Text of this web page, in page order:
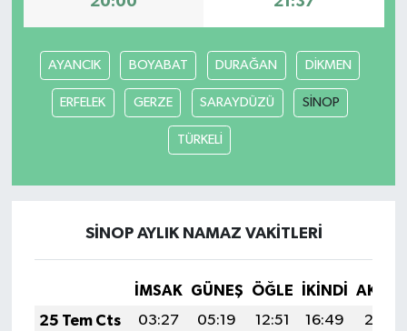
AYANCIK BOYABAT DURAĞAN DİKMEN
ERFELEK GERZE SARAYDÜZÜ SİNOP
TÜRKELİ
SİNOP AYLIK NAMAZ VAKITLERI
İMSAK GÜNEŞ ÖĞLE İKINDI
25 Tem Cts
03:27 05:19 12:51 16:49
20:13